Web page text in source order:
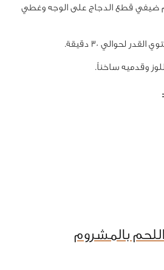
ضيفي قطع الدجاج على الوجه وغطي
لحوالي 30 دقيقة.
وقدميه ساخناً.
بالمشروم